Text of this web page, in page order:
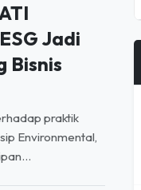
Jadi
Bisnis
praktik
Environmental,